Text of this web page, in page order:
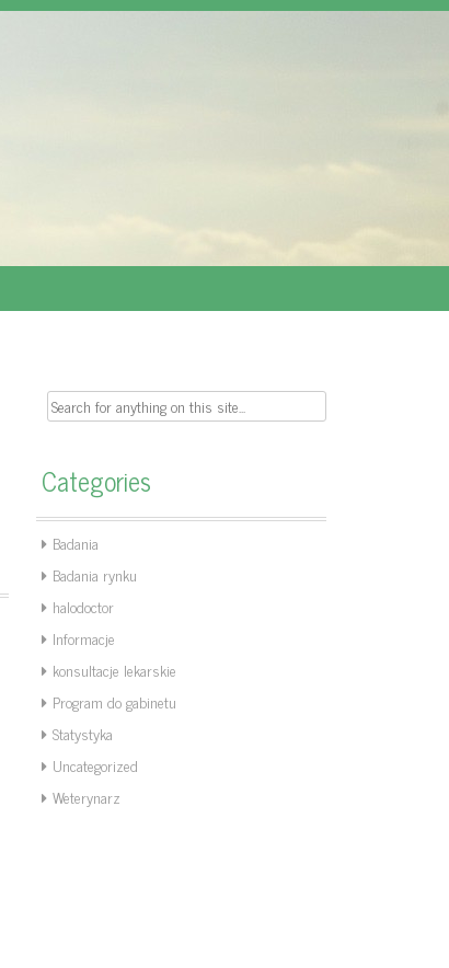
Search
Categories
Badania
Badania rynku
halodoctor
Informacje
konsultacje lekarskie
Program do gabinetu
Statystyka
Uncategorized
Weterynarz